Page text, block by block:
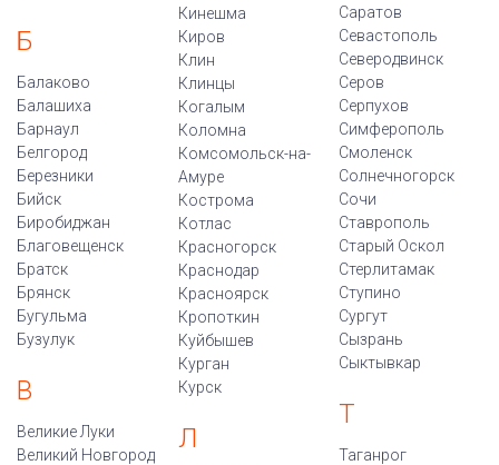
Б
Балаково
Балашиха
Барнаул
Белгород
Березники
Бийск
Биробиджан
Благовещенск
Братск
Брянск
Бугульма
Бузулук
В
Великие Луки
Великий Новгород
Кинешма
Киров
Клин
Клинцы
Когалым
Коломна
Комсомольск-на-
Амуре
Кострома
Котлас
Красногорск
Краснодар
Красноярск
Кропоткин
Куйбышев
Курган
Курск
Л
Саратов
Севастополь
Северодвинск
Серов
Серпухов
Симферополь
Смоленск
Солнечногорск
Сочи
Ставрополь
Старый Оскол
Стерлитамак
Ступино
Сургут
Сызрань
Сыктывкар
Т
Таганрог